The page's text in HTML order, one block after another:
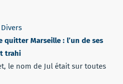
Divers
quitter Marseille : l’un de ses
trahi
le nom de Jul était sur toutes